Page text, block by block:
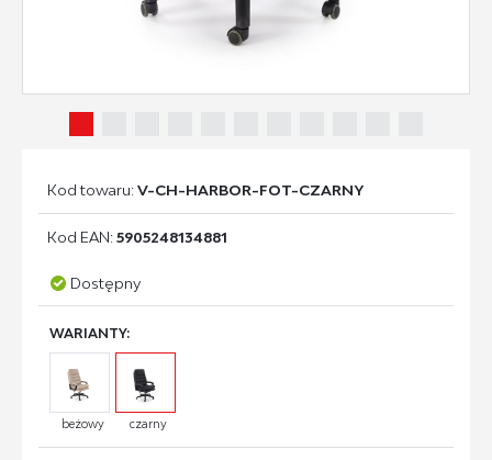
Kod towaru:V-CH-HARBOR-FOT-CZARNY
Kod EAN:5905248134881
Dostępny
WARIANTY:
beżowy czarny